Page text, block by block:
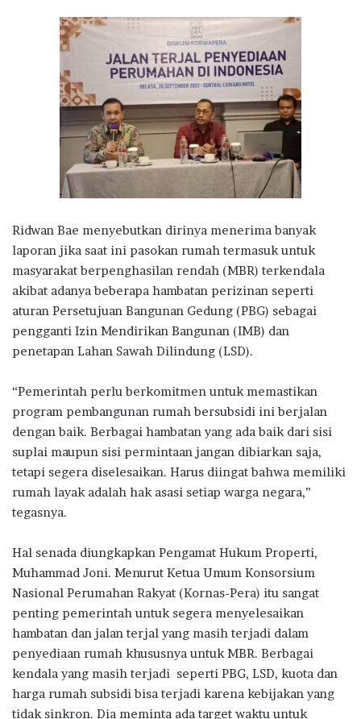
Ridwan Bae menyebutkan dirinya menerima banyak
laporan jika saat ini pasokan rumah termasuk untuk
masyarakat berpenghasilan rendah (MBR) terkendala
akibat adanya beberapa hambatan perizinan seperti
aturan Persetujuan Bangunan Gedung (PBG) sebagai
pengganti Izin Mendirikan Bangunan (IMB) dan
penetapan Lahan Sawah Dilindung (LSD).
“Pemerintah perlu berkomitmen untuk memastikan
program pembangunan rumah bersubsidi ini berjalan
dengan baik. Berbagai hambatan yang ada baik dari sisi
suplai maupun sisi permintaan jangan dibiarkan saja,
tetapi segera diselesaikan. Harus diingat bahwa memiliki
rumah layak adalah hak asasi setiap warga negara,”
tegasnya.
Hal senada diungkapkan Pengamat Hukum Properti,
Muhammad Joni. Menurut Ketua Umum Konsorsium
Nasional Perumahan Rakyat (Kornas-Pera) itu sangat
penting pemerintah untuk segera menyelesaikan
hambatan dan jalan terjal yang masih terjadi dalam
penyediaan rumah khususnya untuk MBR. Berbagai
kendala yang masih terjadi seperti PBG, LSD, kuota dan
harga rumah subsidi bisa terjadi karena kebijakan yang
tidak sinkron. Dia meminta ada target waktu untuk